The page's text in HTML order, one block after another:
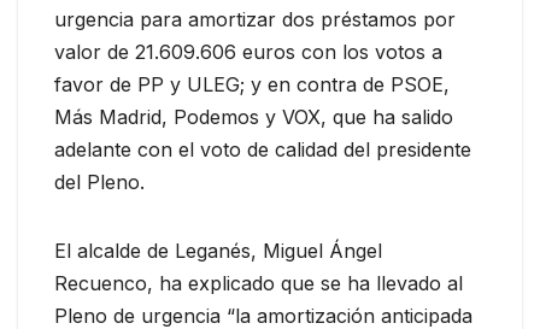
urgencia para amortizar dos préstamos por
valor de 21.609.606 euros con los votos a
favor de PP y ULEG; y en contra de PSOE,
Más Madrid, Podemos y VOX, que ha salido
adelante con el voto de calidad del presidente
del Pleno.
El alcalde de Leganés, Miguel Ángel
Recuenco, ha explicado que se ha llevado al
Pleno de urgencia “la amortización anticipada